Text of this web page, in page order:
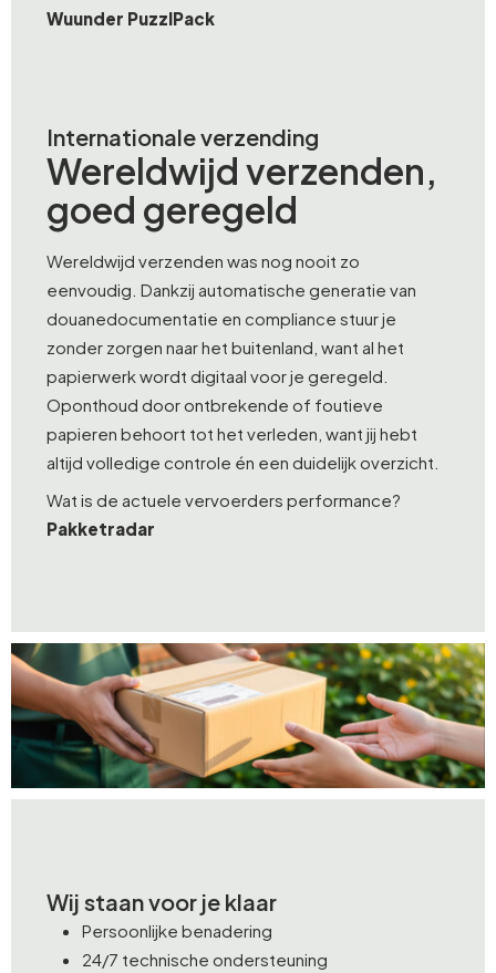
Wuunder PuzzlPack
Internationale verzending
Wereldwijd verzenden,
goed geregeld
Wereldwijd verzenden was nog nooit zo
eenvoudig. Dankzij automatische generatie van
douanedocumentatie en compliance stuur je
zonder zorgen naar het buitenland, want al het
papierwerk wordt digitaal voor je geregeld.
Oponthoud door ontbrekende of foutieve
papieren behoort tot het verleden, want jij hebt
altijd volledige controle én een duidelijk overzicht.
Wat is de actuele vervoerders performance?
Pakketradar
Wij staan voor je klaar
Persoonlijke benadering
24/7 technische ondersteuning